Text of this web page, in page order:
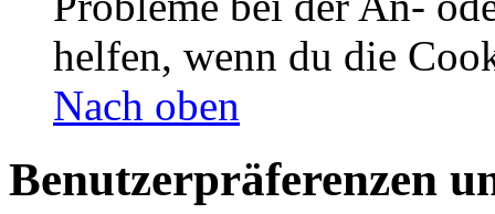
helfen, wenn du die
Nach oben
Benutzerpräferenzen